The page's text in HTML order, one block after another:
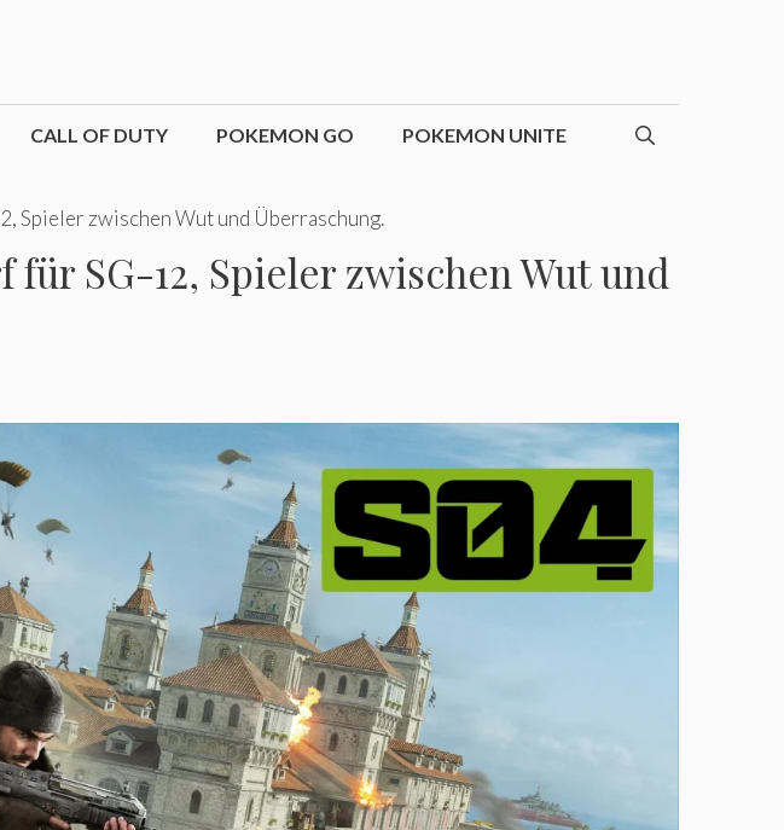
CALL OF DUTY POKEMON GO POKEMON UNITE
Spieler zwischen Wut und Überraschung.
SG-12, Spieler zwischen Wut und